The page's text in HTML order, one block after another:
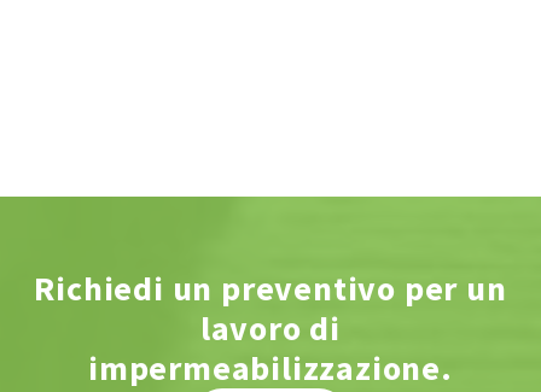
Richiedi un preventivo per un
lavoro di
impermeabilizzazione.